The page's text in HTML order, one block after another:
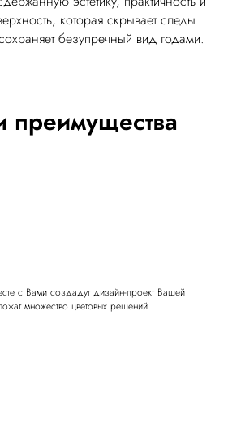
которая скрывает следы
безупречный вид годами.
с Вами создадут дизайн-проект Вашей
множество цветовых решений